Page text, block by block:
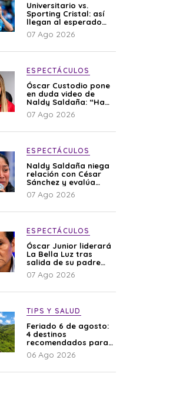
Universitario vs.
Sporting Cristal: así
llegan al esperado
duelo
07 Ago 2026
ESPECTÁCULOS
Óscar Custodio pone
en duda video de
Naldy Saldaña: “Hay
cosas que de repente
se han editado”
07 Ago 2026
ESPECTÁCULOS
Naldy Saldaña niega
relación con César
Sánchez y evalúa
denunciar a su
esposa: “Es una
07 Ago 2026
ESPECTÁCULOS
Óscar Junior liderará
La Bella Luz tras
salida de su padre
por polémica con
Naldy Saldaña
07 Ago 2026
TIPS Y SALUD
Feriado 6 de agosto:
4 destinos
recomendados para
disfrutar el descanso
06 Ago 2026